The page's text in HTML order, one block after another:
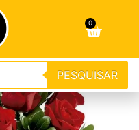
Com 12 Rosas
0
PESQUISAR